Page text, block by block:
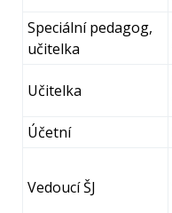
Speciální pedagog,
učitelka
Učitelka
Účetní
Vedoucí ŠJ